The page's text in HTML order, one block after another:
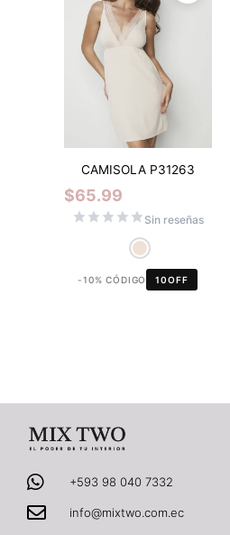
CAMISOLA P31263
$65.99
Sin reseñas
-10% CÓDIGO 10OFF
+593 98 040 7332
info@mixtwo.com.ec